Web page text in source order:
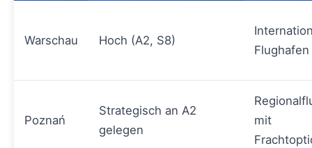
Warschau Hoch (A2, S8)
Poznań
Strategisch an A2
gelegen
mit